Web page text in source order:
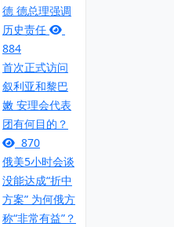
德 德总理强调
历史责任
884
首次正式访问
叙利亚和黎巴
嫩 安理会代表
团有何目的？
870
俄美5小时会谈
没能达成“折中
方案” 为何俄方
称“非常有益”？